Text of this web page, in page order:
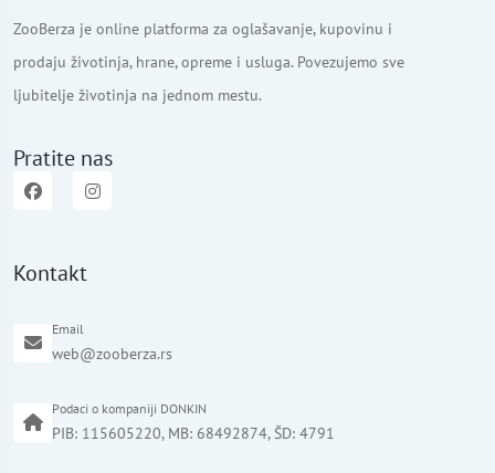
ZooBerza je online platforma za oglašavanje, kupovinu i
prodaju životinja, hrane, opreme i usluga. Povezujemo sve
ljubitelje životinja na jednom mestu.
Pratite nas
Kontakt
Email
web@zooberza.rs
Podaci o kompaniji DONKIN
PIB: 115605220, MB: 68492874, ŠD: 4791